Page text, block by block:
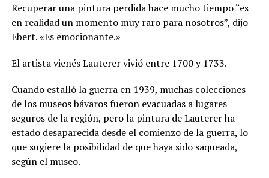
Recuperar una pintura perdida hace mucho tiempo “es
en realidad un momento muy raro para nosotros”, dijo
Ebert. «Es emocionante.»
El artista vienés Lauterer vivió entre 1700 y 1733.
Cuando estalló la guerra en 1939, muchas colecciones
de los museos bávaros fueron evacuadas a lugares
seguros de la región, pero la pintura de Lauterer ha
estado desaparecida desde el comienzo de la guerra, lo
que sugiere la posibilidad de que haya sido saqueada,
según el museo.